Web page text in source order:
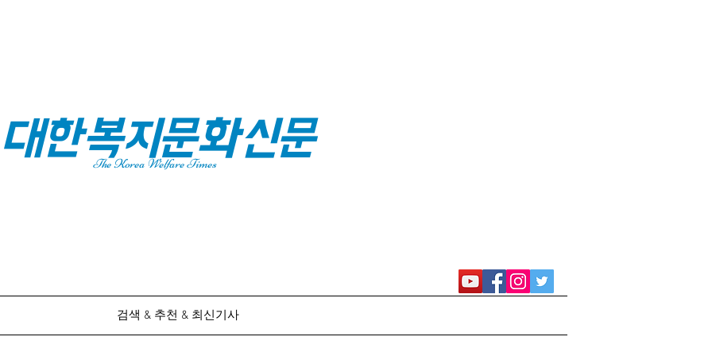
대한복지문화신문
The Korea Welfare Times
검색 & 추천 & 최신기사